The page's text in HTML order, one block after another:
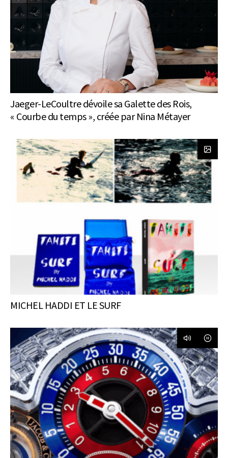
Jaeger-LeCoultre dévoile sa Galette des Rois,
« Courbe du temps », créée par Nina Métayer
MICHEL HADDI ET LE SURF